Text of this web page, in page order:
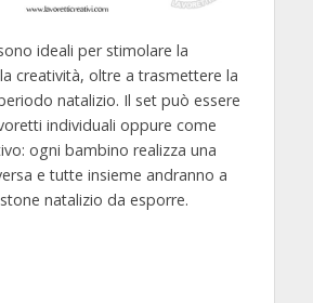
ideali per stimolare la
creatività, oltre a trasmettere la
natalizio. Il set può essere
individuali oppure come
ogni bambino realizza una
e tutte insieme andranno a
natalizio da esporre.